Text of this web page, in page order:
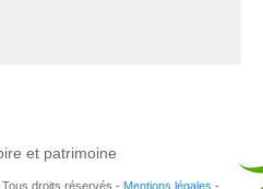
et patrimoine
droits réservés - Mentions légales -